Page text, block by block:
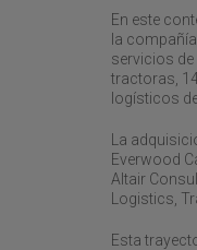
En este
la
servicios
tractoras,
logísticos
La
Everwood
Altair
Logistics,
Esta